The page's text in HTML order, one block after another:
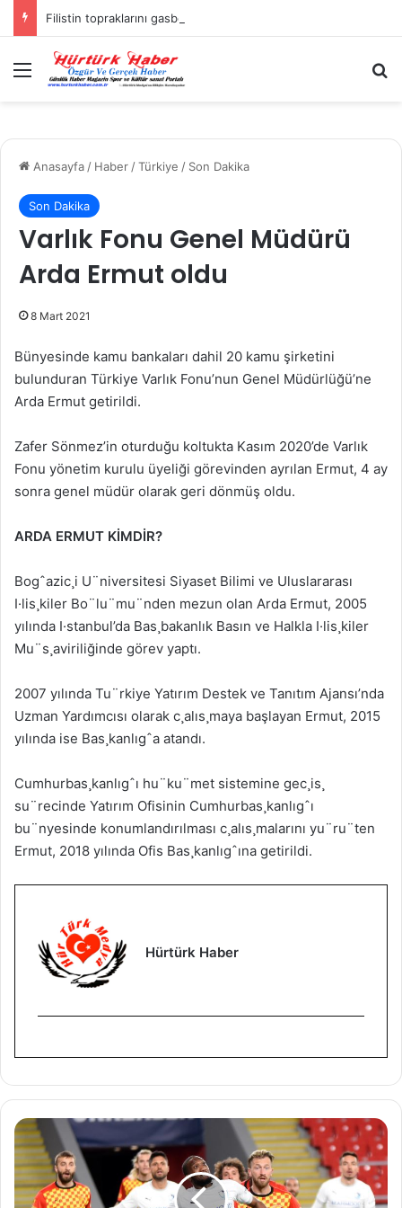
Menü
Anasayfa / Haber /Türkiye / Son Dakika
Son Dakika
Varlık Fonu Genel Müdürü
Arda Ermut oldu
8 Mart 2021
Bünyesinde kamu bankaları dahil 20 kamu şirketini
bulunduran Türkiye Varlık Fonu’nun Genel Müdürlüğü’ne
Arda Ermut getirildi.
Zafer Sönmez’in oturduğu koltukta Kasım 2020’de Varlık
Fonu yönetim kurulu üyeliği görevinden ayrılan Ermut, 4 ay
sonra genel müdür olarak geri dönmüş oldu.
ARDA ERMUT KİMDİR?
Bogˆazic¸i U¨niversitesi Siyaset Bilimi ve Uluslararası
I·lis¸kiler Bo¨lu¨mu¨nden mezun olan Arda Ermut, 2005
yılında I·stanbul’da Bas¸bakanlık Basın ve Halkla I·lis¸kiler
Mu¨s¸aviriliğinde görev yaptı.
2007 yılında Tu¨rkiye Yatırım Destek ve Tanıtım Ajansı’nda
Uzman Yardımcısı olarak c¸alıs¸maya başlayan Ermut, 2015
yılında ise Bas¸kanlıgˆa atandı.
Cumhurbas¸kanlıgˆı hu¨ku¨met sistemine gec¸is¸
su¨recinde Yatırım Ofisinin Cumhurbas¸kanlıgˆı
bu¨nyesinde konumlandırılması c¸alıs¸malarını yu¨ru¨ten
Ermut, 2018 yılında Ofis Bas¸kanlıgˆına getirildi.
Hürtürk Haber
G
ö
z
t
e